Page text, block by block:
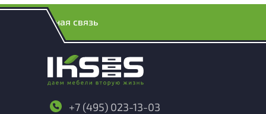
Обратная связь
+7 (495) 023-13-03